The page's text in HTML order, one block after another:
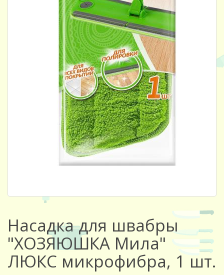
Насадка для швабры
"ХОЗЯЮШКА Мила"
ЛЮКС микрофибра, 1 шт.